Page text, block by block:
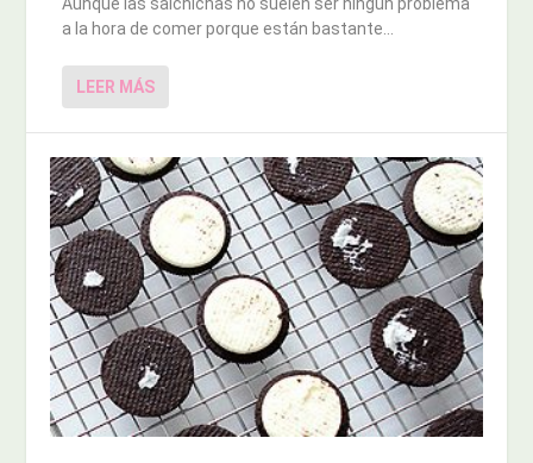
Aunque las salchichas no suelen ser ningún problema
a la hora de comer porque están bastante...
LEER MÁS